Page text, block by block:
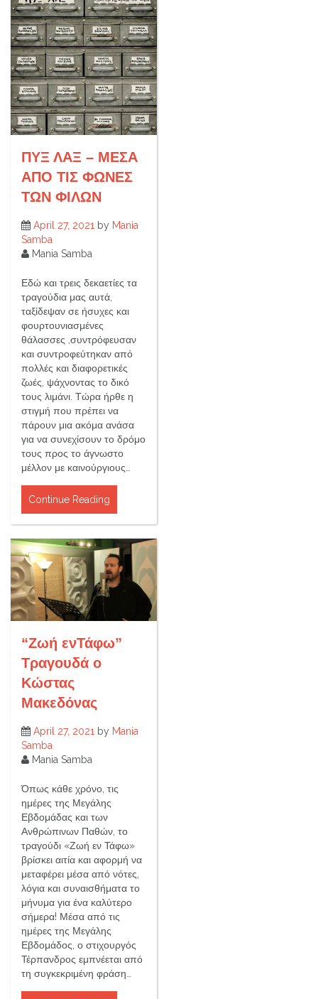
ΠΥΞ ΛΑΞ – ΜΕΣΑ
ΑΠΟ ΤΙΣ ΦΩΝΕΣ
ΤΩΝ ΦΙΛΩΝ
April 27, 2021 by Mania
Samba
Mania Samba
Εδώ και τρεις δεκαετίες τα
τραγούδια μας αυτά,
ταξίδεψαν σε ήσυχες και
φουρτουνιασμένες
θάλασσες ,συντρόφευσαν
και συντροφεύτηκαν από
πολλές και διαφορετικές
ζωές, ψάχνοντας το δικό
τους λιμάνι. Τώρα ήρθε η
στιγμή που πρέπει να
πάρουν μια ακόμα ανάσα
για να συνεχίσουν το δρόμο
τους προς το άγνωστο
μέλλον με καινούργιους…
Continue Reading
“Ζωή ενΤάφω”
Τραγουδά ο
Κώστας
Μακεδόνας
April 27, 2021 by Mania
Samba
Mania Samba
Όπως κάθε χρόνο, τις
ημέρες της Μεγάλης
Εβδομάδας και των
Ανθρώπινων Παθών, το
τραγούδι «Ζωή εν Τάφω»
βρίσκει αιτία και αφορμή να
μεταφέρει μέσα από νότες,
λόγια και συναισθήματα το
μήνυμα για ένα καλύτερο
σήμερα! Μέσα από τις
ημέρες της Μεγάλης
Εβδομάδος, ο στιχουργός
Τέρπανδρος εμπνέεται από
τη συγκεκριμένη φράση…